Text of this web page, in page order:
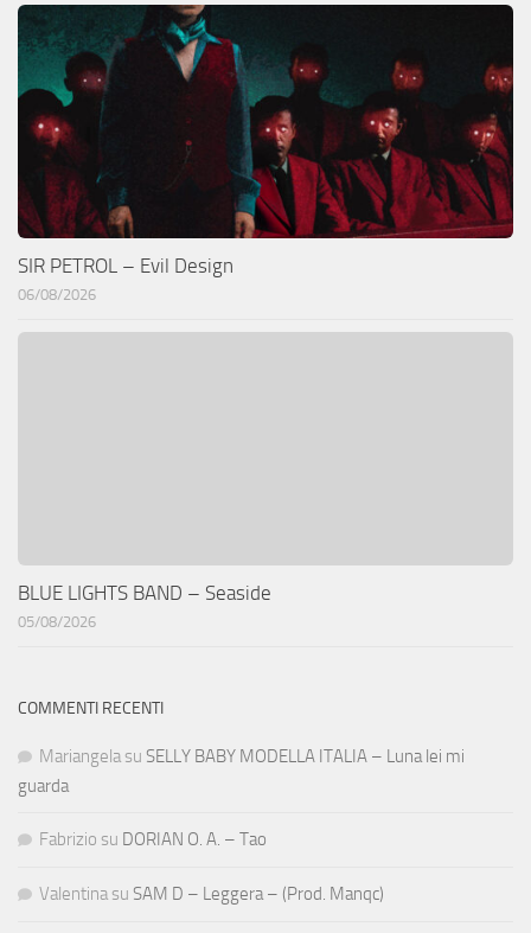
SIR PETROL – Evil Design
06/08/2026
BLUE LIGHTS BAND – Seaside
05/08/2026
COMMENTI RECENTI
Mariangela su SELLY BABY MODELLA ITALIA – Luna lei mi
guarda
Fabrizio su DORIAN O. A. – Tao
Valentina su SAM D – Leggera – (Prod. Manqc)